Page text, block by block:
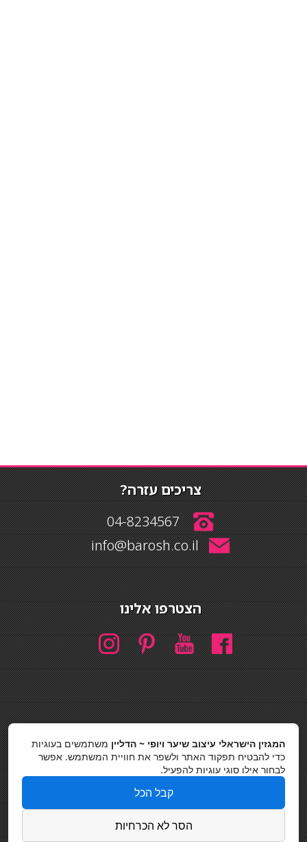
צריכים עזרה?
04-8234567
info@barosh.co.il
הצטרפו אלינו
חיפוש
חיפוש
כסאות בר
מדיניות פרטיות
המגזין הישראלי עיצוב שיער ויופי ~ הדליין משתמשים בעוגיות
כדי להבטיח תפקוד האתר ולשפר את חוויית המשתמש. אפשר
לבחור אילו סוגי עוגיות להפעיל.
קבל הכל
הסר לא הכרחיות